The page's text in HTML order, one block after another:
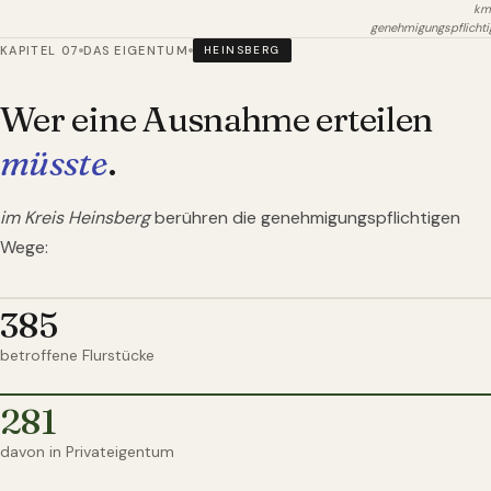
km
KAPITEL 07 DAS EIGENTUM HEINSBERG
Wer eine Ausnahme erteilen
müsste.
im Kreis Heinsbergberühren die genehmigungspflichtigen
Wege:
385
betroffene Flurstücke
281
davon in Privateigentum